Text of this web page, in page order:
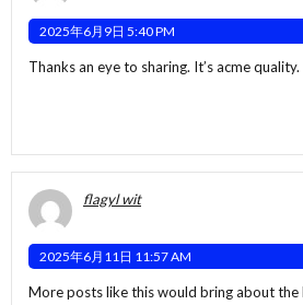
2025年6月9日 5:40 PM
Thanks an eye to sharing. It’s acme quality.
flagyl wit
2025年6月11日 11:57 AM
More posts like this would bring about